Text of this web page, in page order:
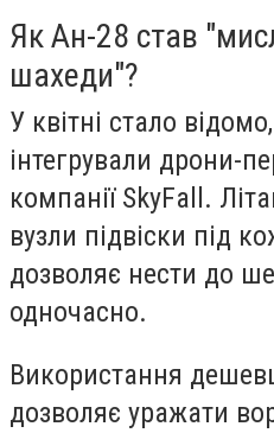
Як Ан-28 став
шахеди"?
У квітні стало
інтегрували дрони-
компанії SkyFall.
вузли підвіски під
дозволяє нести до
одночасно.
Використання
дозволяє уражати